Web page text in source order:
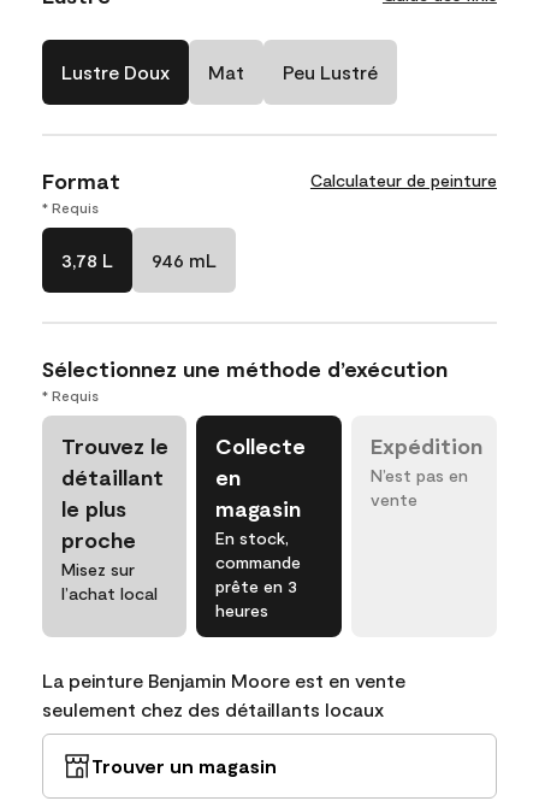
Lustre Doux Mat Peu Lustré
Format Calculateur de peinture
* Requis
3,78 L 946 mL
Sélectionnez une méthode d’exécution
* Requis
Trouvez le
détaillant
le plus
proche
Misez sur
l’achat local
Collecte
en
magasin
En stock,
commande
prête en 3
heures
Expédition
N’est pas en
vente
La peinture Benjamin Moore est en vente
seulement chez des détaillants locaux
Trouver un magasin